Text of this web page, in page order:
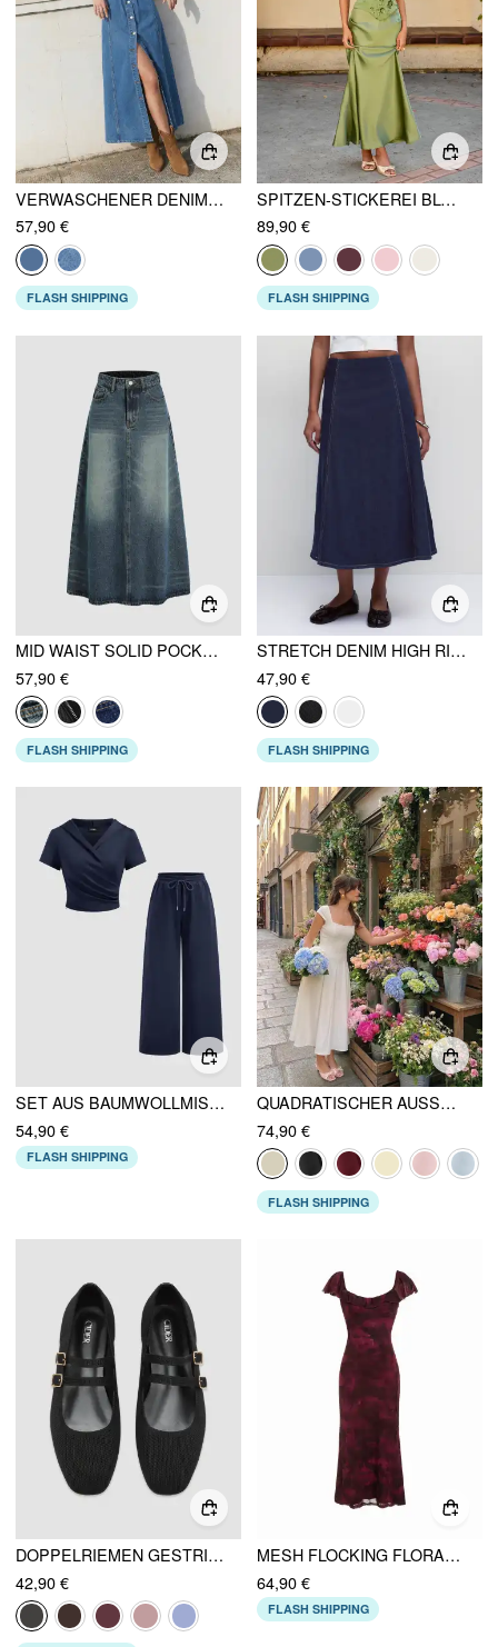
VERWASCHENER DENIM TRÄGERROCK MAXIKLEID MIT METALLDETAIL
57,90 €
FLASH SHIPPING
SPITZEN-STICKEREI BLUMEN KORSETT TOP & HIGH RISE MERMAID MAXI ROCK SET KURVE & PLUS
89,90 €
FLASH SHIPPING
MID WAIST SOLID POCKET MAXIROCK
57,90 €
FLASH SHIPPING
STRETCH DENIM HIGH RISE WASHED PLISSIERTER A-LINIE AUSGESTELLTER MIDIROCK
47,90 €
FLASH SHIPPING
SET AUS BAUMWOLLMISCHUNG KAPUZEN-WRAP-OBERTEIL UND MITTELBUND-HOSEN MIT ELASTISCHEM BUND
54,90 €
FLASH SHIPPING
QUADRATISCHER AUSSCHNITT KURZARM WICKEL A-LINIE MAXIKLEID
74,90 €
FLASH SHIPPING
DOPPELRIEMEN GESTRICKTE MARY JANE FLATS
42,90 €
MESH FLOCKING FLORAL GRAPHIC SQUARE NECK RUFFLED MERMAID MAXI DRESS
64,90 €
FLASH SHIPPING